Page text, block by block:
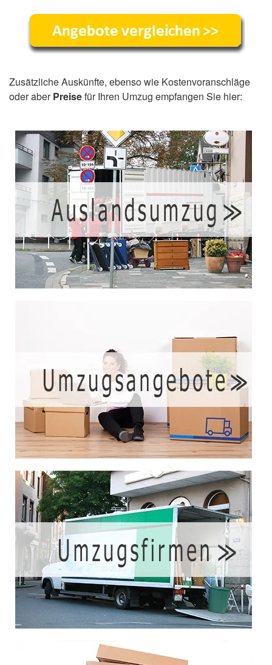
Zusätzliche Auskünfte, ebenso wie Kostenvoranschläge
oder aberPreisefür Ihren Umzug empfangen Sie hier: